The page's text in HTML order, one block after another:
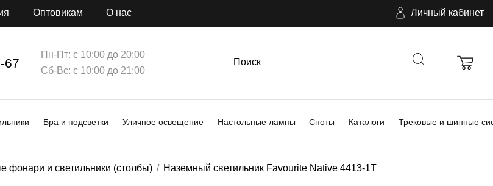
Оптовикам О нас Личный кабинет
67
Пн-Пт: с 10:00 до 20:00
Сб-Вс: с 10:00 до 21:00
Бра и подсветки Уличное освещение Настольные лампы Споты Каталоги Трековые и шинные
фонари и светильники (столбы) Наземный светильник Favourite Native 4413-1T